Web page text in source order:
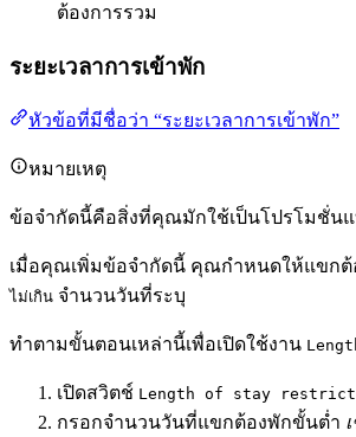
ต้องการรวม
ระยะเวลาการเข้าพัก
หัวข้อที่มีชื่อว่า “ระยะเวลาการเข้าพัก”
หมายเหตุ
ข้อจำกัดนี้คือสิ่งที่คุณมักใช้เป็นโปรโมชั่น
เมื่อคุณเพิ่มข้อจำกัดนี้ คุณกำหนดให้แขกต้
ไม่เกิน จำนวนวันที่ระบุ
ทำตามขั้นตอนเหล่านี้เพื่อเปิดใช้งาน
เปิดสวิตช์ Length of stay
กรอกจำนวนวันที่แขกต้องพักขั้นต่ำ